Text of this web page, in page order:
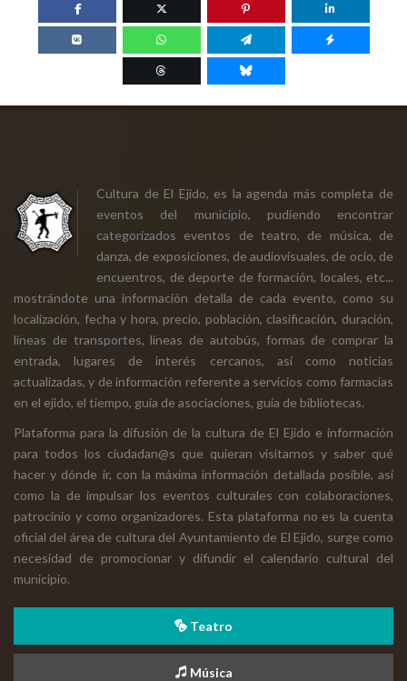
Cultura de El Ejido, es la agenda más completa de
eventos del municipio, pudiendo encontrar
categorizados eventos de teatro, de música, de
danza, de exposiciones, de audiovisuales, de ocio, de
encuentros, de deporte de formación, locales, etc...
mostrándote una información detalla de cada evento, como su
localización, fecha y hora, precio, población, clasificación, duración,
líneas de transportes, líneas de autobús, formas de comprar la
entrada, lugares de interés cercanos, así como noticias
actualizadas, y de información referente a servicios como farmacias
en el ejido, el tiempo, guía de asociaciones, guía de bibliotecas.
Plataforma para la difusión de la cultura de El Ejido e información
para todos los ciudadan@s que quieran visitarnos y saber qué
hacer y dónde ir, con la máxima información detallada posible, así
como la de impulsar los eventos culturales con colaboraciones,
patrocinio y como organizadores. Esta plataforma no es la cuenta
oficial del área de cultura del Ayuntamiento de El Ejido, surge como
necesidad de promocionar y difundir el calendario cultural del
municipio.
Teatro
Música